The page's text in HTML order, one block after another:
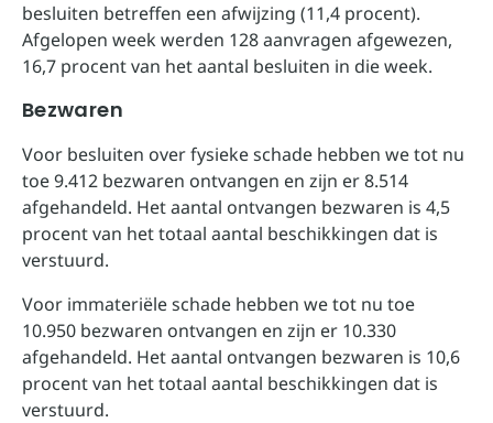
besluiten betreffen een afwijzing (11,4 procent).
Afgelopen week werden 128 aanvragen afgewezen,
16,7 procent van het aantal besluiten in die week.
Bezwaren
Voor besluiten over fysieke schade hebben we tot nu
toe 9.412 bezwaren ontvangen en zijn er 8.514
afgehandeld. Het aantal ontvangen bezwaren is 4,5
procent van het totaal aantal beschikkingen dat is
verstuurd.
Voor immateriële schade hebben we tot nu toe
10.950 bezwaren ontvangen en zijn er 10.330
afgehandeld. Het aantal ontvangen bezwaren is 10,6
procent van het totaal aantal beschikkingen dat is
verstuurd.